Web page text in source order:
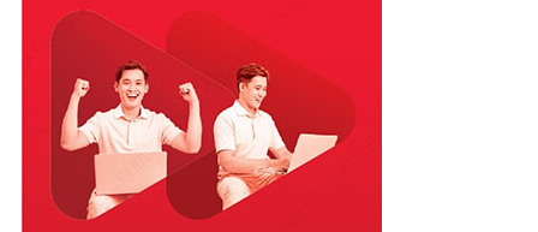
Quảng Ngãi
Quảng Ninh
Quảng Trị
Sóc Trăng
Sơn La
Tây Ninh
Thái Bình
Thái Nguyên